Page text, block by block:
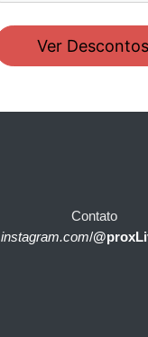
Ver Descontos
Contato
instagram.com/